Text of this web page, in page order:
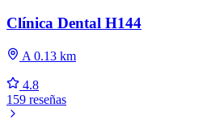
Clínica Dental H144
A 0.13 km
4.8
159 reseñas